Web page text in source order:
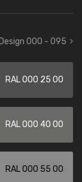
000 - 095
RAL 000 25 00
RAL 000 40 00
RAL 000 55 00